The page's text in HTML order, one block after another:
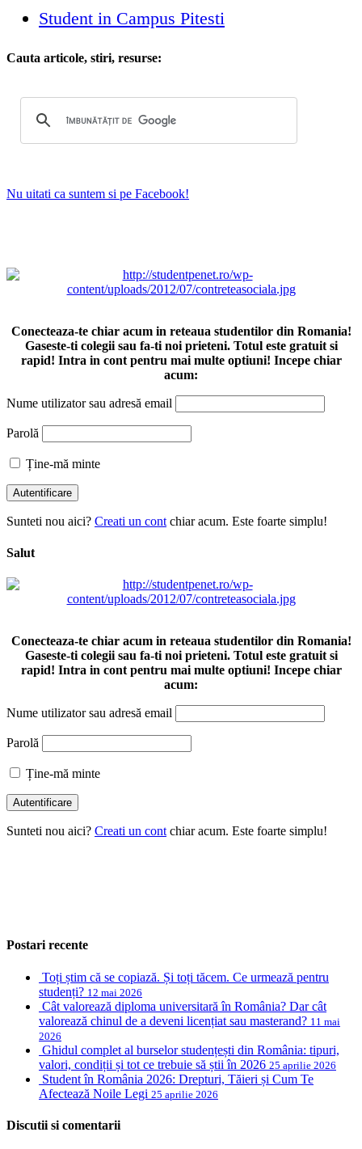
Student in Campus Pitesti
Cauta articole, stiri, resurse:
Nu uitati ca suntem si pe Facebook!
Conecteaza-te chiar acum in reteaua studentilor din Romania!
Gaseste-ti colegii sau fa-ti noi prieteni. Totul este gratuit si
rapid! Intra in cont pentru mai multe optiuni! Incepe chiar
acum:
Nume utilizator sau adresă email
Parolă
Ține-mă minte
Sunteti nou aici? Creati un cont chiar acum. Este foarte simplu!
Salut
Conecteaza-te chiar acum in reteaua studentilor din Romania!
Gaseste-ti colegii sau fa-ti noi prieteni. Totul este gratuit si
rapid! Intra in cont pentru mai multe optiuni! Incepe chiar
acum:
Nume utilizator sau adresă email
Parolă
Ține-mă minte
Sunteti nou aici? Creati un cont chiar acum. Este foarte simplu!
Postari recente
Toți știm că se copiază. Și toți tăcem. Ce urmează pentru
studenți? 12 mai 2026
Cât valorează diploma universitară în România? Dar cât
valorează chinul de a deveni licențiat sau masterand? 11 mai
2026
Ghidul complet al burselor studențești din România: tipuri,
valori, condiții și tot ce trebuie să știi în 2026 25 aprilie 2026
Student în România 2026: Drepturi, Tăieri și Cum Te
Afectează Noile Legi 25 aprilie 2026
Discutii si comentarii